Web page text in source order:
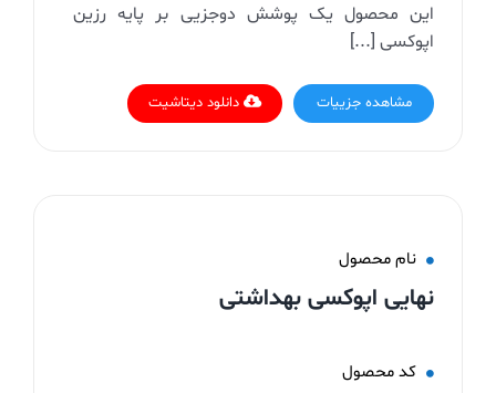
این محصول یک پوشش دوجزیی بر پایه رزین
اپوکسی [...]
مشاهده جزییات دانلود دیتاشیت
نام محصول
نهایی اپوکسی بهداشتی
کد محصول